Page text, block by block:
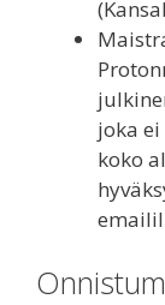
joka
koko